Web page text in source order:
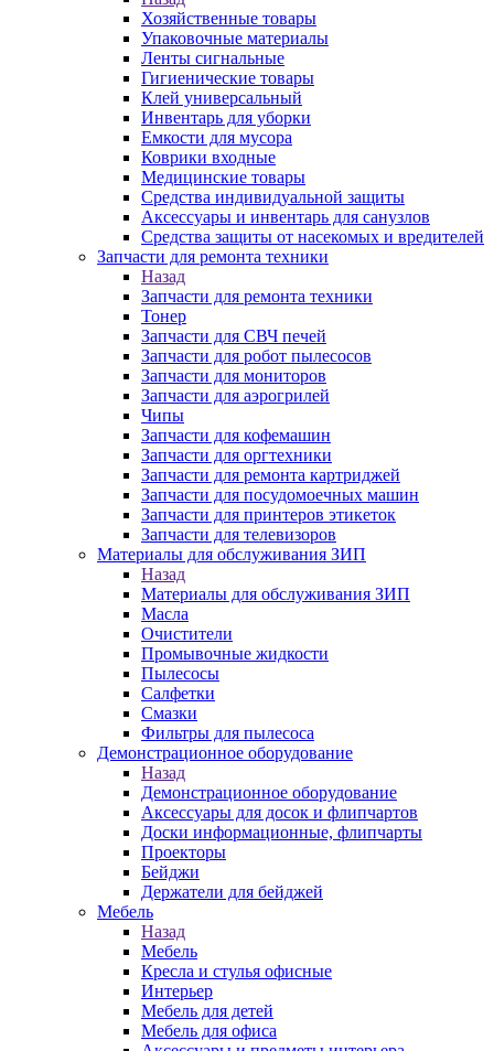
Хозяйственные товары
Упаковочные материалы
Ленты сигнальные
Гигиенические товары
Клей универсальный
Инвентарь для уборки
Емкости для мусора
Коврики входные
Медицинские товары
Средства индивидуальной защиты
Аксессуары и инвентарь для санузлов
Средства защиты от насекомых и вредителей
Запчасти для ремонта техники
Назад
Запчасти для ремонта техники
Тонер
Запчасти для СВЧ печей
Запчасти для робот пылесосов
Запчасти для мониторов
Запчасти для аэрогрилей
Чипы
Запчасти для кофемашин
Запчасти для оргтехники
Запчасти для ремонта картриджей
Запчасти для посудомоечных машин
Запчасти для принтеров этикеток
Запчасти для телевизоров
Материалы для обслуживания ЗИП
Назад
Материалы для обслуживания ЗИП
Масла
Очистители
Промывочные жидкости
Пылесосы
Салфетки
Смазки
Фильтры для пылесоса
Демонстрационное оборудование
Назад
Демонстрационное оборудование
Аксессуары для досок и флипчартов
Доски информационные, флипчарты
Проекторы
Бейджи
Держатели для бейджей
Мебель
Назад
Мебель
Кресла и стулья офисные
Интерьер
Мебель для детей
Мебель для офиса